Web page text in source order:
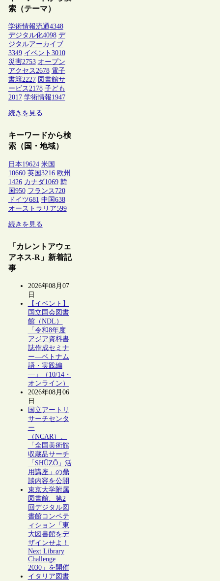
索（テーマ）
学術情報流通4348
デジタル化4098 デ
ジタルアーカイブ
3349 イベント 3010
災害2753 オープン
アクセス2678 電子
書籍2227 図書館サ
ービス2178 子ども
2017 学術情報1947
続きを見る
キーワードから検
索（国・地域）
日本19624 米国
10660 英国 3216 欧州
1426 カナダ1069 韓
国 950 フランス 720
ドイツ681 中国 638
オーストラリア599
続きを見る
「カレントアウェ
アネス-R」新着記
事
2026年08月07
日
【イベント】
国立国会図書
館（NDL）
「令和8年度
アジア資料書
誌作成セミナ
ー―ベトナム
語・実践編
―」（10/14・
オンライン）
2026年08月06
日
国立アートリ
サーチセンタ
ー
（NCAR）、
「全国美術館
収蔵品サーチ
「SHŪZŌ」活
用講座」の鼎
談内容を公開
東京大学附属
図書館、第2
回デジタル図
書館コンペテ
ィション「東
大図書館をデ
ザインせよ！
Next Library
Challenge
2030」を開催
イタリア図書